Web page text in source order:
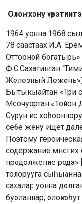
Олоҥхону үөрэтиитэ
1964 уонна 1968
78 саастаах И.А.
Оттооной богатырь»
Ф.С.Сахатинтан
Железный
Бытыкыайтан «Три
Моочуортан «Тойон
Сүрүн ис
себе жену ищет
Поэтому
содержание многих
продолжение рода»
толорууга
сахалар уонна
буоланнар,